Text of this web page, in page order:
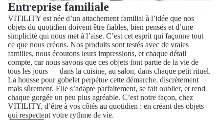
Entreprise familiale
VITILITY est née d’un attachement familial à l’idée que nos
objets du quotidien doivent être fiables, bien pensés et d’une
simplicité qui nous met à l’aise. C’est cet esprit qui façonne tout
ce que nous créons. Nos produits sont testés avec de vraies
familles, nous écoutons leurs impressions, et chaque détail
compte, car nous savons que ces objets font partie de la vie de
tous les jours — dans la cuisine, au salon, dans chaque petit rituel.
La housse pour gobelet perpétue cette démarche, discrètement
mais sûrement. Elle s’adapte parfaitement, se fait oublier, et rend
chaque gorgée un peu plus agréable. C’est notre façon, chez
VITILITY, d’être à vos côtés au quotidien : en créant des objets
qui respectent votre rythme de vie.